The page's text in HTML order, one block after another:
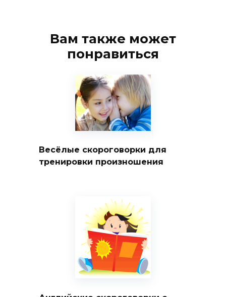
Вам также может
понравиться
Весёлые скороговорки для
тренировки произношения